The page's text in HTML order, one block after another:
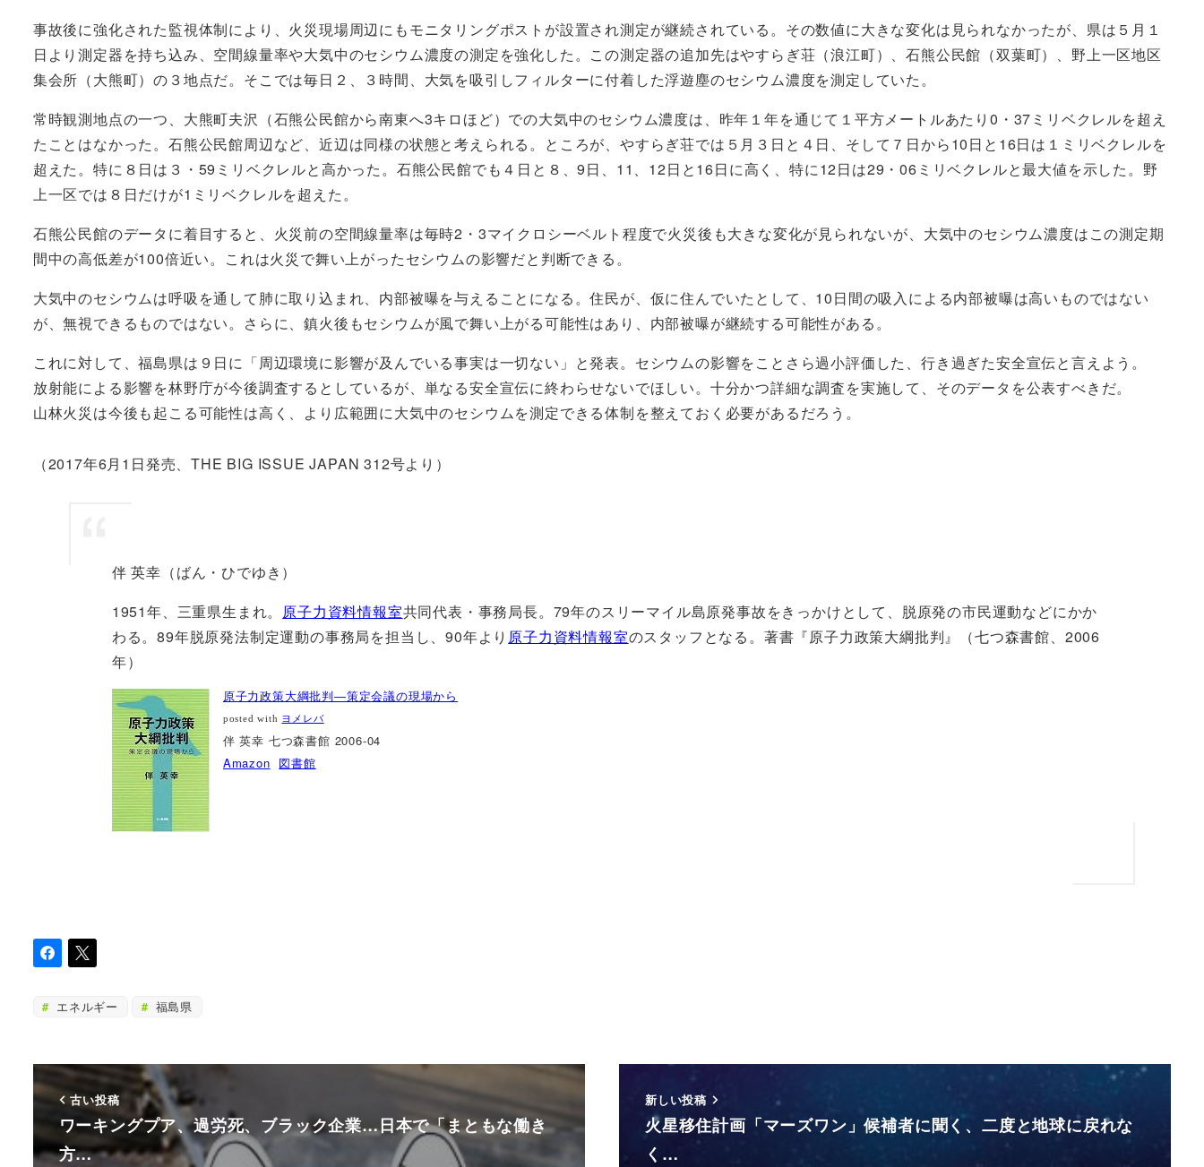
事故後に強化された監視体制により、火災現場周辺にもモニタリングポストが設置され測定が継続されている。その数値に大きな変化は見られなかったが、県は５月１
日より測定器を持ち込み、空間線量率や大気中のセシウム濃度の測定を強化した。この測定器の追加先はやすらぎ荘（浪江町）、石熊公民館（双葉町）、野上一区地区
集会所（大熊町）の３地点だ。そこでは毎日２、３時間、大気を吸引しフィルターに付着した浮遊塵のセシウム濃度を測定していた。
常時観測地点の一つ、大熊町夫沢（石熊公民館から南東へ3キロほど）での大気中のセシウム濃度は、昨年１年を通じて１平方メートルあたり0・37ミリベクレルを超え
たことはなかった。石熊公民館周辺など、近辺は同様の状態と考えられる。ところが、やすらぎ荘では５月３日と４日、そして７日から10日と16日は１ミリベクレルを
超えた。特に８日は３・59ミリベクレルと高かった。石熊公民館でも４日と８、9日、11、12日と16日に高く、特に12日は29・06ミリベクレルと最大値を示した。野
上一区では８日だけが1ミリベクレルを超えた。
石熊公民館のデータに着目すると、火災前の空間線量率は毎時2・3マイクロシーベルト程度で火災後も大きな変化が見られないが、大気中のセシウム濃度はこの測定期
間中の高低差が100倍近い。これは火災で舞い上がったセシウムの影響だと判断できる。
大気中のセシウムは呼吸を通して肺に取り込まれ、内部被曝を与えることになる。住民が、仮に住んでいたとして、10日間の吸入による内部被曝は高いものではない
が、無視できるものではない。さらに、鎮火後もセシウムが風で舞い上がる可能性はあり、内部被曝が継続する可能性がある。
これに対して、福島県は９日に「周辺環境に影響が及んでいる事実は一切ない」と発表。セシウムの影響をことさら過小評価した、行き過ぎた安全宣伝と言えよう。
放射能による影響を林野庁が今後調査するとしているが、単なる安全宣伝に終わらせないでほしい。十分かつ詳細な調査を実施して、そのデータを公表すべきだ。
山林火災は今後も起こる可能性は高く、より広範囲に大気中のセシウムを測定できる体制を整えておく必要があるだろう。
（2017年6月1日発売、THE BIG ISSUE JAPAN 312号より）
伴 英幸（ばん・ひでゆき）
1951年、三重県生まれ。 原子力資料情報室共同代表・事務局長。79年のスリーマイル島原発事故をきっかけとして、脱原発の市民運動などにかか
わる。89年脱原発法制定運動の事務局を担当し、90年より 原子力資料情報室のスタッフとなる。著書『原子力政策大綱批判』（七つ森書館、2006
年）
原子力政策大綱批判―策定会議の現場から
posted with ヨメレバ
伴 英幸 七つ森書館 2006-04
Amazon 図書館
エネルギー 福島県
古い投稿
ワーキングプア、過労死、ブラック企業…日本で「まともな働き
方…
新しい投稿
火星移住計画「マーズワン」候補者に聞く、二度と地球に戻れな
く…